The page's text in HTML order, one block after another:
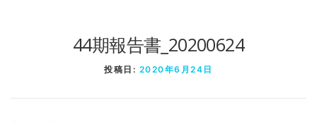
44期報告書_20200624
投稿日: 2020年6月24日